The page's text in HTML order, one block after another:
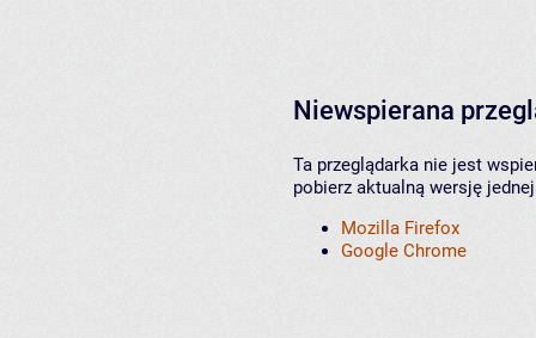
Niewspierana
Ta przeglądarka nie jest
pobierz aktualną wersję
Mozilla Firefox
Google Chrome